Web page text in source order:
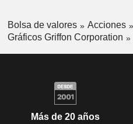
Bolsa de valores Acciones
Gráficos Griffon Corporation
Más de 20 años